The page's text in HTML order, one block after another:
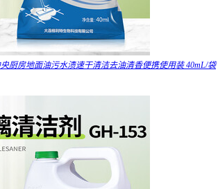
厨房地面油污水渍速干清洁去油清香便携使用装 40mL/袋